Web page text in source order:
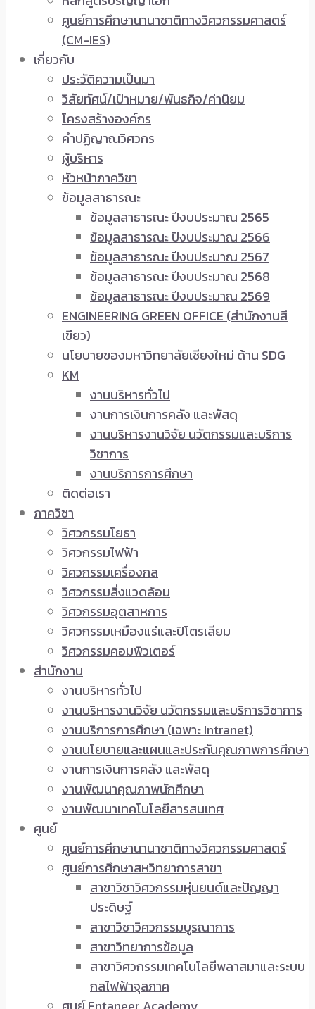
ศูนย์การศึกษานานาชาติทางวิศวกรรมศาสตร์
(CM-IES)
เกี่ยวกับ
ประวัติความเป็นมา
วิสัยทัศน์/เป้าหมาย/พันธกิจ/ค่านิยม
โครงสร้างองค์กร
คำปฏิญาณวิศวกร
ผู้บริหาร
หัวหน้าภาควิชา
ข้อมูลสาธารณะ
ข้อมูลสาธารณะ ปีงบประมาณ 2565
ข้อมูลสาธารณะ ปีงบประมาณ 2566
ข้อมูลสาธารณะ ปีงบประมาณ 2567
ข้อมูลสาธารณะ ปีงบประมาณ 2568
ข้อมูลสาธารณะ ปีงบประมาณ 2569
ENGINEERING GREEN OFFICE (สำนักงานสี
เขียว)
นโยบายของมหาวิทยาลัยเชียงใหม่ ด้าน SDG
KM
งานบริหารทั่วไป
งานการเงินการคลัง และพัสดุ
งานบริหารงานวิจัย นวัตกรรมและบริการ
วิชาการ
งานบริการการศึกษา
ติดต่อเรา
ภาควิชา
วิศวกรรมโยธา
วิศวกรรมไฟฟ้า
วิศวกรรมเครื่องกล
วิศวกรรมสิ่งแวดล้อม
วิศวกรรมอุตสาหการ
วิศวกรรมเหมืองแร่และปิโตรเลียม
วิศวกรรมคอมพิวเตอร์
สำนักงาน
งานบริหารทั่วไป
งานบริหารงานวิจัย นวัตกรรมและบริการวิชาการ
งานบริการการศึกษา (เฉพาะ Intranet)
งานนโยบายและแผนและประกันคุณภาพการศึกษา
งานการเงินการคลัง และพัสดุ
งานพัฒนาคุณภาพนักศึกษา
งานพัฒนาเทคโนโลยีสารสนเทศ
ศูนย์
ศูนย์การศึกษานานาชาติทางวิศวกรรมศาสตร์
ศูนย์การศึกษาสหวิทยาการสาขา
สาขาวิชาวิศวกรรมหุ่นยนต์และปัญญา
ประดิษฐ์
สาขาวิชาวิศวกรรมบูรณาการ
สาขาวิทยาการข้อมูล
สาขาวิศวกรรมเทคโนโลยีพลาสมาและระบบ
กลไฟฟ้าจุลภาค